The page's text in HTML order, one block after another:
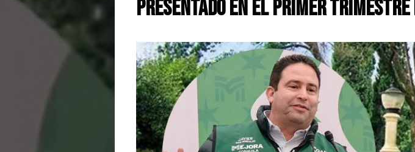
presentado en el primer trimestre